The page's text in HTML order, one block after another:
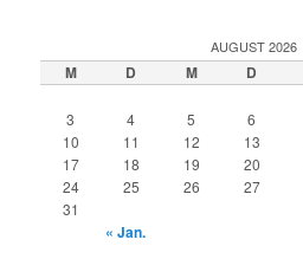
AUGUST 2026
M D M D
3
4 5 6
10
11 12 13
17
18 19 20
24
25 26 27
31
« Jan.